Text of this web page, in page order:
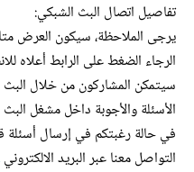
تفاصيل اتصال البث الشبكي:
يرجى الملاحظة، سيكون العرض
الرجاء الضغط على الرابط أعلاه
سيتمكن المشاركون من خلال البث
الأسئلة والأجوبة داخل مشغل
في حالة رغبتكم في إرسال أسئلة
التواصل معنا عبر البريد الالكتروني